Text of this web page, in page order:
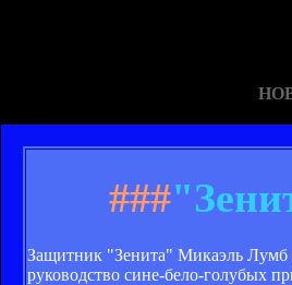
###
Защитник "Зенита" Микаэль Лумб
руководство сине-бело-голубых